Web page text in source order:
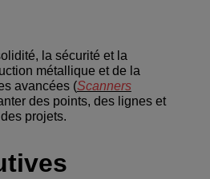
la sécurité et la
métallique et de la
avancées (Scanners
des points, des lignes et
projets.